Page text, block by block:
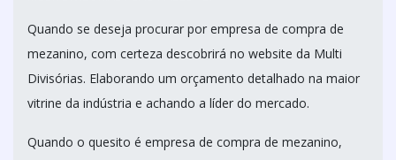
Quando se deseja procurar por empresa de compra de
mezanino, com certeza descobrirá no website da Multi
Divisórias. Elaborando um orçamento detalhado na maior
vitrine da indústria e achando a líder do mercado.
Quando o quesito é empresa de compra de mezanino,